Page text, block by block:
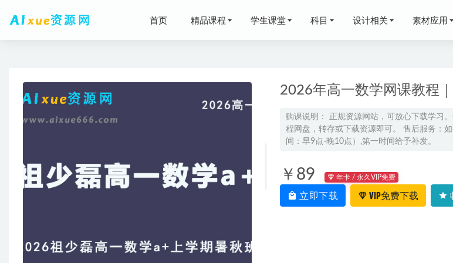
首页 精品课程 学生课堂 科目 设计相关 素材应用
2026年高一数学网课教程
购课说明： 正规资源网站，可放心下载学习
程网盘，转存或下载资源即可。 售后服务：
间：早9点-晚10点）,第一时间给予补发。
￥89 年卡 / 永久VIP免费
立即下载 VIP免费下载
水浒传有声小说全套[001-100完](播音—白云出岫)，百度
有道英语四级全程课程，词根/词汇/听力/阅读/真题/讲义
2025高考语文提分秘籍：短期突破的实用策略 2025-03-02
2022高考语文教学视频【乘风】高中语文教学课程